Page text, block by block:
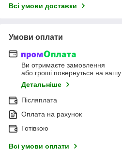
Всі умови доставки
Умови оплати
Ви отримаєте замовлення
або гроші повернуться на вашу
Детальніше
Післяплата
Оплата на рахунок
Готівкою
Всі умови оплати